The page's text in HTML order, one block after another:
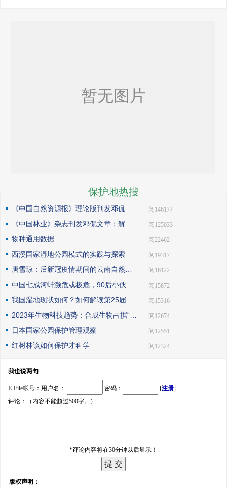
保护地热搜
| 阅146177
| 阅125033
物种通用数据 | 阅22462
西溪国家湿地公园模式的实践与探索 | 阅19317
| 阅16122
| 阅15872
| 阅15316
| 阅12674
日本国家公园保护管理观察 | 阅12551
红树林该如何保护才科学 | 阅12324
我也说两句
E-File帐号：用户名： 密码： [注册]
评论：（内容不能超过500字。）
*评论内容将在30分钟以后显示！
版权声明：